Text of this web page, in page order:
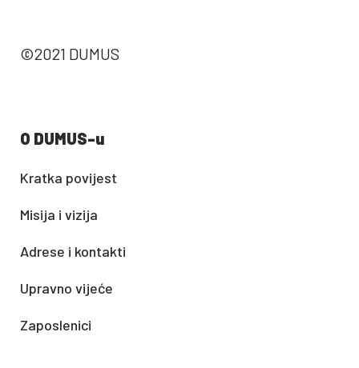
©2021 DUMUS
O DUMUS-u
Kratka povijest
Misija i vizija
Adrese i kontakti
Upravno vijeće
Zaposlenici